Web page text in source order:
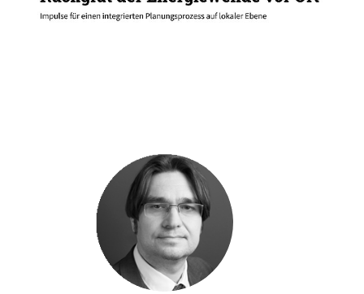
Die Transformation hin zur Klimaneutralität sorgt